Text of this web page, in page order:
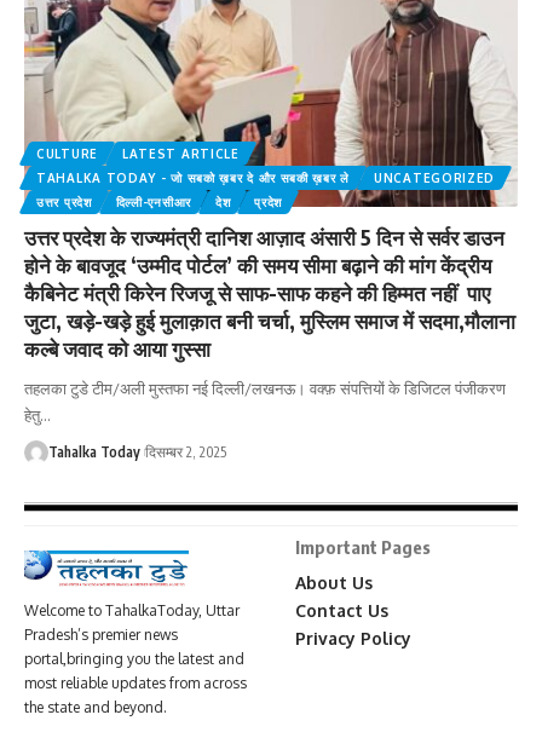
CULTURE
LATEST ARTICLE
TAHALKA TODAY - जो सबको ख़बर दे और सबकी ख़बर ले
UNCATEGORIZED
उत्तर प्रदेश
दिल्ली-एनसीआर देश प्रदेश
उत्तर प्रदेश के राज्यमंत्री दानिश आज़ाद अंसारी 5 दिन से सर्वर डाउन
होने के बावजूद ‘उम्मीद पोर्टल’ की समय सीमा बढ़ाने की मांग केंद्रीय
कैबिनेट मंत्री किरेन रिजजू से साफ-साफ कहने की हिम्मत नहीं पाए
जुटा, खड़े-खड़े हुई मुलाक़ात बनी चर्चा, मुस्लिम समाज में सदमा,मौलाना
कल्बे जवाद को आया गुस्सा
तहलका टुडे टीम/अली मुस्तफा नई दिल्ली/लखनऊ। वक्फ़ संपत्तियों के डिजिटल पंजीकरण
हेतु…
Tahalka Today दिसम्बर 2, 2025
Welcome to TahalkaToday, Uttar
Pradesh’s premier news
portal,bringing you the latest and
most reliable updates from across
the state and beyond.
Important Pages
About Us
Contact Us
Privacy Policy